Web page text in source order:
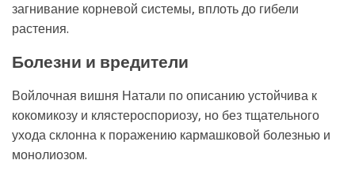
загнивание корневой системы, вплоть до гибели
растения.
Болезни и вредители
Войлочная вишня Натали по описанию устойчива к
кокомикозу и клястероспориозу, но без тщательного
ухода склонна к поражению кармашковой болезнью и
монолиозом.